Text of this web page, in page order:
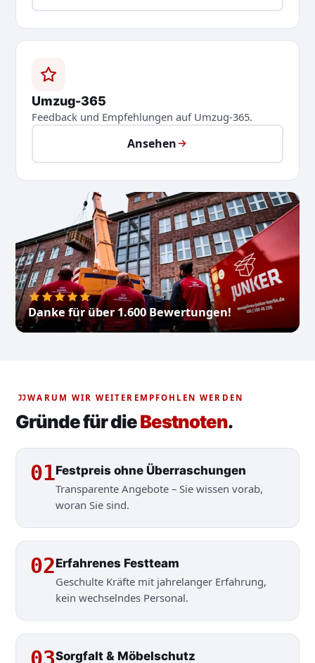
Umzug-365
Feedback und Empfehlungen auf Umzug-365.
Ansehen
Danke für über 1.600 Bewertungen!
WARUM WIR WEITEREMPFOHLEN WERDEN
Gründe für dieBestnoten.
01Festpreis ohne Überraschungen
Transparente Angebote – Sie wissen vorab,
woran Sie sind.
02Erfahrenes Festteam
Geschulte Kräfte mit jahrelanger Erfahrung,
kein wechselndes Personal.
03Sorgfalt & Möbelschutz